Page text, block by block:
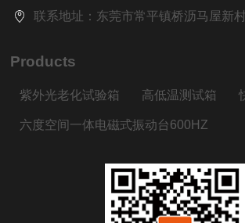
联系地址：东莞市常平镇桥沥马屋新
Products
紫外光老化试验箱 高低温测试箱
六度空间一体电磁式振动台600HZ